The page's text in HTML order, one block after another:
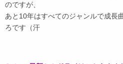
のですが、
あと10年はすべてのジャンルで成長
ろです（汗